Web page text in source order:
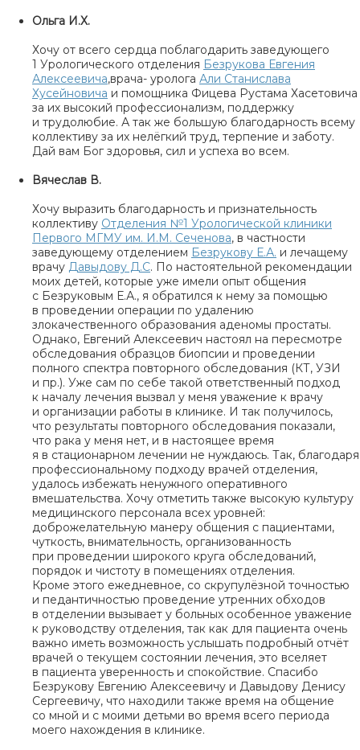
Ольга И.Х.
Хочу от всего сердца поблагодарить заведующего
1 Урологического отделения Безрукова Евгения
Алексеевича,врача- уролога Али Станислава
Хусейновича и помощника Фицева Рустама Хасетовича
за их высокий профессионализм, поддержку
и трудолюбие. А так же большую благодарность всему
коллективу за их нелёгкий труд, терпение и заботу.
Дай вам Бог здоровья, сил и успеха во всем.
Вячеслав В.
Хочу выразить благодарность и признательность
коллективу Отделения №1 Урологической клиники
Первого МГМУ им. И.М. Сеченова, в частности
заведующему отделением Безрукову Е.А. и лечащему
врачу Давыдову Д.С. По настоятельной рекомендации
моих детей, которые уже имели опыт общения
с Безруковым Е.А., я обратился к нему за помощью
в проведении операции по удалению
злокачественного образования аденомы простаты.
Однако, Евгений Алексеевич настоял на пересмотре
обследования образцов биопсии и проведении
полного спектра повторного обследования (КТ, УЗИ
и пр.). Уже сам по себе такой ответственный подход
к началу лечения вызвал у меня уважение к врачу
и организации работы в клинике. И так получилось,
что результаты повторного обследования показали,
что рака у меня нет, и в настоящее время
я в стационарном лечении не нуждаюсь. Так, благодаря
профессиональному подходу врачей отделения,
удалось избежать ненужного оперативного
вмешательства. Хочу отметить также высокую культуру
медицинского персонала всех уровней:
доброжелательную манеру общения с пациентами,
чуткость, внимательность, организованность
при проведении широкого круга обследований,
порядок и чистоту в помещениях отделения.
Кроме этого ежедневное, со скрупулёзной точностью
и педантичностью проведение утренних обходов
в отделении вызывает у больных особенное уважение
к руководству отделения, так как для пациента очень
важно иметь возможность услышать подробный отчёт
врачей о текущем состоянии лечения, это вселяет
в пациента уверенность и спокойствие. Спасибо
Безрукову Евгению Алексеевичу и Давыдову Денису
Сергеевичу, что находили также время на общение
со мной и с моими детьми во время всего периода
моего нахождения в клинике.